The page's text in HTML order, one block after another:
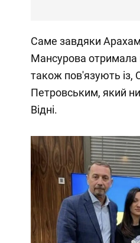
Саме завдяки
Мансурова отримала
також пов'язують із,
Петровським, який
Відні.